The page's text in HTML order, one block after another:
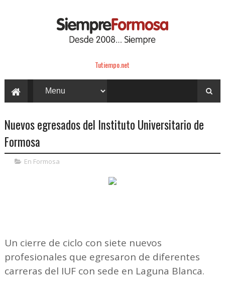
Tutiempo.net
Nuevos egresados del Instituto Universitario de
Formosa
En Formosa
Un cierre de ciclo con siete nuevos
profesionales que egresaron de diferentes
carreras del IUF con sede en Laguna Blanca.